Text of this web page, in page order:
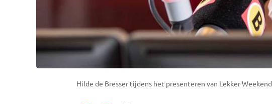
Hilde de Bresser tijdens het presenteren van Lekker Weekend